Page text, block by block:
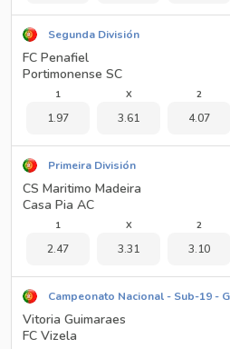
Segunda División
FC Penafiel
Portimonense SC
1
1.97
X
3.61
2
4.07
Primeira División
CS Maritimo Madeira
Casa Pia AC
1
2.47
X
3.31
2
3.10
Campeonato Nacional - Sub-19 -
Vitoria Guimaraes
FC Vizela